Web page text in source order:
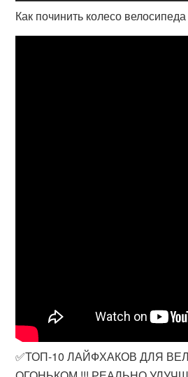
Как починить колесо велосипеда
✅ТОП-10 ЛАЙФХАКОВ ДЛЯ